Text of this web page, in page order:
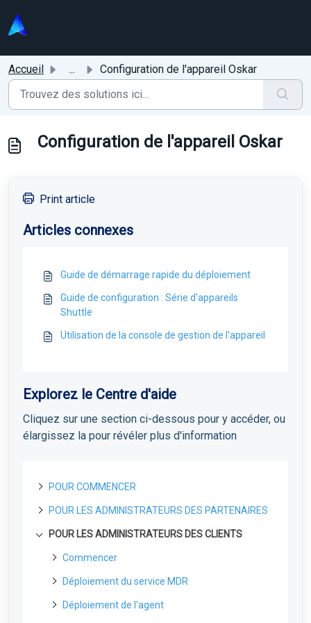
Accueil ... Configuration de l'appareil Oskar
Configuration de l'appareil Oskar
Print article
Articles connexes
Guide de démarrage rapide du déploiement
Guide de configuration : Série d'appareils
Shuttle
Utilisation de la console de gestion de l'appareil
Explorez le Centre d'aide
Cliquez sur une section ci-dessous pour y accéder, ou
élargissez la pour révéler plus d'information
POUR COMMENCER
A propos de Field Effect MDR
Comment fonctionne le Field Effect MDR
POUR LES ADMINISTRATEURS DES PARTENAIRES
Portail de Gestion des Licences
Portail de gestion des licences : Vue d'ensemble
Profil de Partenaire: Accès et Gestion
Embarquer un nouveau client de licence en
Pour les partenaires
Pour les partenaires : Guide de déploiement de
Covalence
Gestion de vos clients
Le sélecteur d'organisation pour les partenaires
POUR LES ADMINISTRATEURS DES CLIENTS
Commencer
Premières étapes
Déploiement de votre premier capteur réseau
Déploiement du service MDR
Création d'un compte sur le portail
Déploiement de l'agent